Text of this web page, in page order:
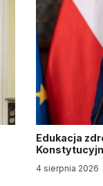
Edukacja
4 sierpnia 2026